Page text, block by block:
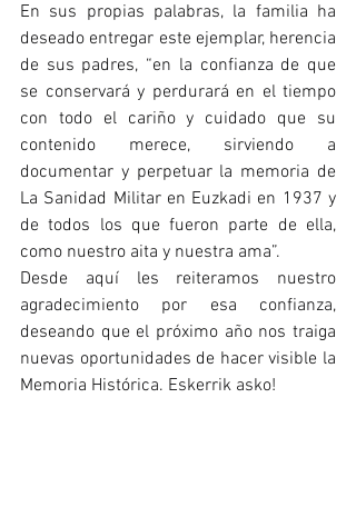
En sus propias palabras, la familia ha
deseado entregar este ejemplar, herencia
de sus padres, “en la confianza de que
se conservará y perdurará en el tiempo
con todo el cariño y cuidado que su
contenido merece, sirviendo a
documentar y perpetuar la memoria de
La Sanidad Militar en Euzkadi en 1937 y
de todos los que fueron parte de ella,
como nuestro aita y nuestra ama”.
Desde aquí les reiteramos nuestro
agradecimiento por esa confianza,
deseando que el próximo año nos traiga
nuevas oportunidades de hacer visible la
Memoria Histórica. Eskerrik asko!